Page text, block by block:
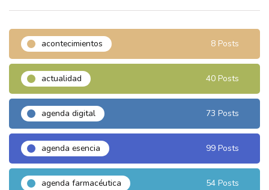
acontecimientos 8 Posts
actualidad 40 Posts
agenda digital 73 Posts
agenda esencia 99 Posts
agenda farmacéutica 54 Posts